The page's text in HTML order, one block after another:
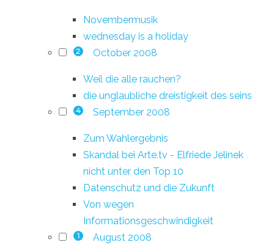
Novembermusik
wednesday is a holiday
2 October 2008
Weil die alle rauchen?
die unglaubliche dreistigkeit des seins
4 September 2008
Zum Wahlergebnis
Skandal bei Arte.tv - Elfriede Jelinek
nicht unter den Top 10
Datenschutz und die Zukunft
Von wegen
Informationsgeschwindigkeit
1 August 2008